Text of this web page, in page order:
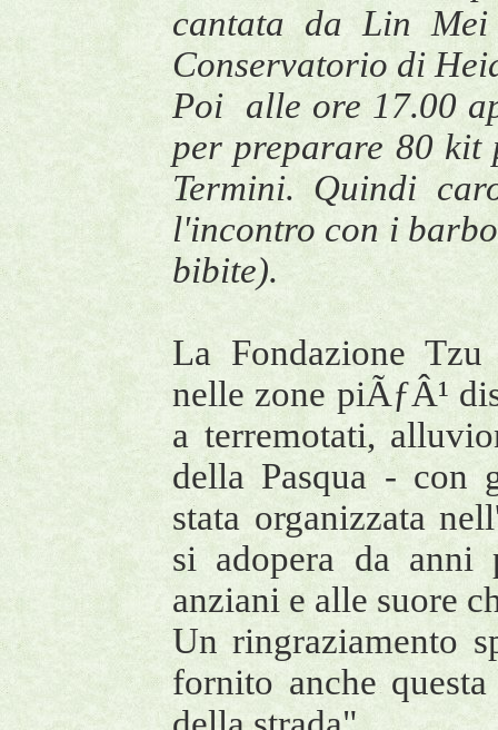
cantata da Lin Mei
Conservatorio di
Poi alle ore 17.00
per preparare 80 kit
Termini. Quindi
l'incontro con i
bibite).
La Fondazione
nelle zone piÃƒÂ¹
a terremotati,
della Pasqua - con
stata organizzata
si adopera da anni
anziani e alle suore
Un ringraziamento
fornito anche